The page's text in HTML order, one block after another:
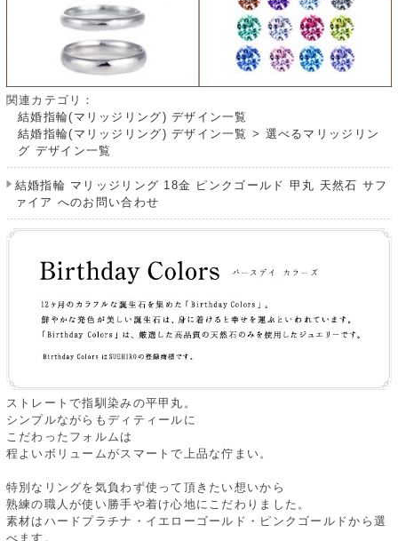
関連カテゴリ：
結婚指輪(マリッジリング) デザイン一覧
結婚指輪(マリッジリング) デザイン一覧 > 選べるマリッジリン
グ デザイン一覧
結婚指輪 マリッジリング 18金 ピンクゴールド 甲丸 天然石 サフ
ァイア へのお問い合わせ
ストレートで指馴染みの平甲丸。
シンプルながらもディティールに
こだわったフォルムは
程よいボリュームがスマートで上品な佇まい。
特別なリングを気負わず使って頂きたい想いから
熟練の職人が使い勝手や着け心地にこだわりました。
素材はハードプラチナ・イエローゴールド・ピンクゴールドから選
べます。